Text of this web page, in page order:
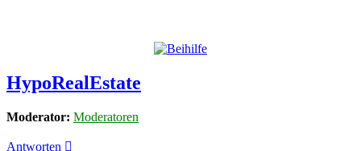
HypoRealEstate
Moderator: Moderatoren
Antworten